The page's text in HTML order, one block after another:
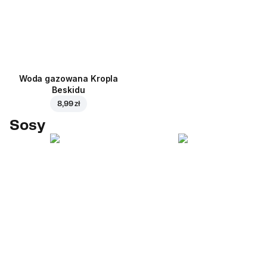
Woda gazowana Kropla
Beskidu
8,99 zł
Sosy